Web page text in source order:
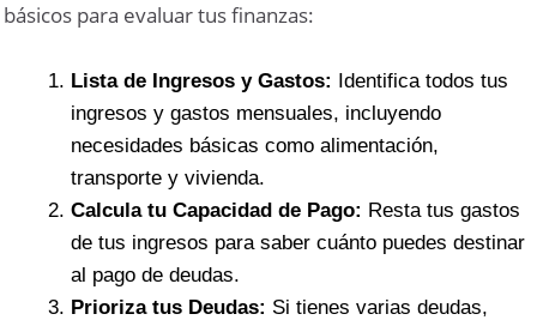
básicos para evaluar tus finanzas:
Lista de Ingresos y Gastos: Identifica todos tus
ingresos y gastos mensuales, incluyendo
necesidades básicas como alimentación,
transporte y vivienda.
Calcula tu Capacidad de Pago: Resta tus gastos
de tus ingresos para saber cuánto puedes destinar
al pago de deudas.
Prioriza tus Deudas: Si tienes varias deudas,